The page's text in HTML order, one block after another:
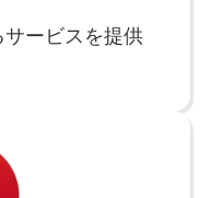
ービスを提供